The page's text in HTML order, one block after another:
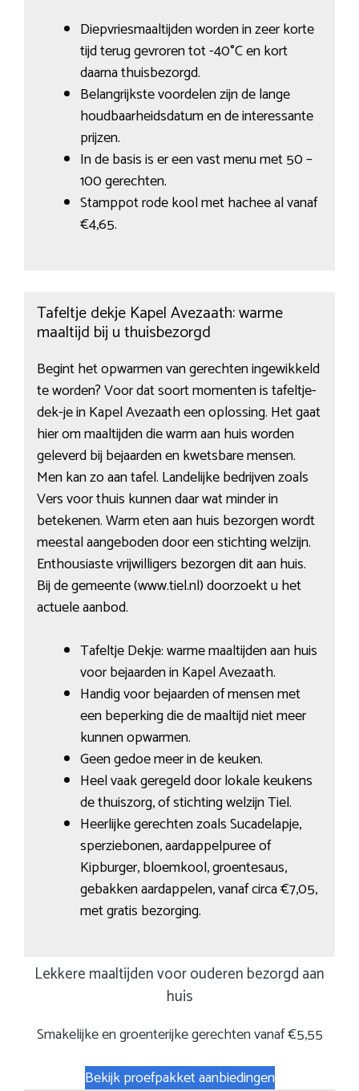
Diepvriesmaaltijden worden in zeer korte
tijd terug gevroren tot -40°C en kort
daarna thuisbezorgd.
Belangrijkste voordelen zijn de lange
houdbaarheidsdatum en de interessante
prijzen.
In de basis is er een vast menu met 50 –
100 gerechten.
Stamppot rode kool met hachee al vanaf
€4,65.
Tafeltje dekje Kapel Avezaath: warme
maaltijd bij u thuisbezorgd
Begint het opwarmen van gerechten ingewikkeld
te worden? Voor dat soort momenten is tafeltje-
dek-je in Kapel Avezaath een oplossing. Het gaat
hier om maaltijden die warm aan huis worden
geleverd bij bejaarden en kwetsbare mensen.
Men kan zo aan tafel. Landelijke bedrijven zoals
Vers voor thuis kunnen daar wat minder in
betekenen. Warm eten aan huis bezorgen wordt
meestal aangeboden door een stichting welzijn.
Enthousiaste vrijwilligers bezorgen dit aan huis.
Bij de gemeente (www.tiel.nl) doorzoekt u het
actuele aanbod.
Tafeltje Dekje: warme maaltijden aan huis
voor bejaarden in Kapel Avezaath.
Handig voor bejaarden of mensen met
een beperking die de maaltijd niet meer
kunnen opwarmen.
Geen gedoe meer in de keuken.
Heel vaak geregeld door lokale keukens
de thuiszorg, of stichting welzijn Tiel.
Heerlijke gerechten zoals Sucadelapje,
sperziebonen, aardappelpuree of
Kipburger, bloemkool, groentesaus,
gebakken aardappelen, vanaf circa €7,05,
met gratis bezorging.
Lekkere maaltijden voor ouderen bezorgd aan
huis
Smakelijke en groenterijke gerechten vanaf €5,55
Bekijk proefpakket aanbiedingen